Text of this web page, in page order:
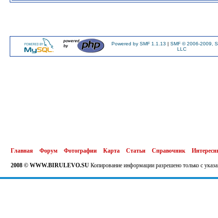
Powered by SMF 1.1.13 | SMF © 2006-2009,
LLC
Главная Форум Фотографии Карта Статьи Справочник
2008 © WWW.BIRULEVO.SU Копирование информации разрешено только с